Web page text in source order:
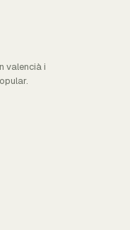
valencià i